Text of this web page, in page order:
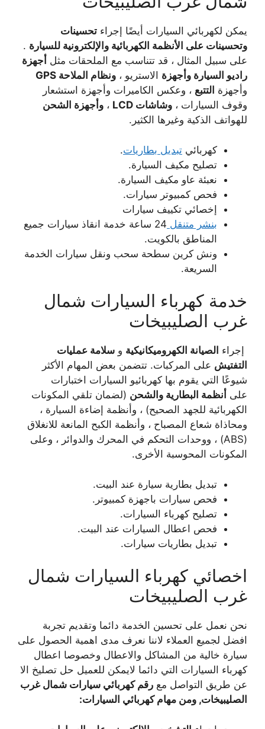
يمكن لكهربائي السيارات أيضًا إجراء تحسينات
وتحسينات على الأنظمة الكهربائية والإلكترونية للسيارة .
على سبيل المثال ، قد تتناسب مع الملحقات مثل أجهزة
راديو السيارة وأجهزة الاستريو ، ونظام الملاحة GPS
وأجهزة التتبع ، وعكس الكاميرات وأجهزة استشعار
وقوف السيارات ، وشاشات LCD ، وأجهزة الشحن
للهواتف الذكية وغيرها الكثير.
كهربائي تبديل بطاريات.
تصليح مكيف السيارة.
نعبئة عاو مكيف السيارة.
فحص كمبيوتر سيارات.
إخصائي تكييف سيارات
بنشر متنقل
24 ساعة خدمة انقاذ سيارات جميع
المناطق بالكويت.
ونش كرين سطحة سحب ونقل سيارات الخدمة
السريعة.
خدمة كهرباء السيارات شمال
غرب الصليبيخات
إجراء الصيانة الكهروميكانيكية و سلامة عمليات
التفتيش على المركبات. تتضمن بعض المهام الأكثر
شيوعًا التي يقوم بها كهربائيو السيارات اختبارات
على أنظمة البطارية والشحن (لضمان تلقي المكونات
الكهربائية للجهد الصحيح) ، وأنظمة إضاءة السيارة ،
ومحاذاة شعاع المصباح ، وأنظمة الكبح المانعة للانغلاق
(ABS) ، ووحدات التحكم في المحرك والدوائر ، وعلى
المكونات المحوسبة الأخرى.
تبديل بطارية سيارة عند البيت.
فحص سيارات باجهزة كمبيوتر.
تصليح كهرباء السيارات.
فحص اعطال السيارات عند البيت.
تبديل بطاريات سيارات.
اخصائي كهرباء السيارات شمال
غرب الصليبيخات
نحن نعمل على تحسين الخدمة دائما وتقديم تجربة
افضل لجميع العملاء لاننا نعرف مدى اهمية الحصول على
سيارة خالية من المشاكل والاعطال وخصوصا اعطال
كهرباء السيارات التي دائما لايمكن للعميل حل تصليخ الا
عن طريق التواصل مع رقم كهربائي سيارات شمال غرب
الصليبيخات, ومن مهام كهربائي السيارات: